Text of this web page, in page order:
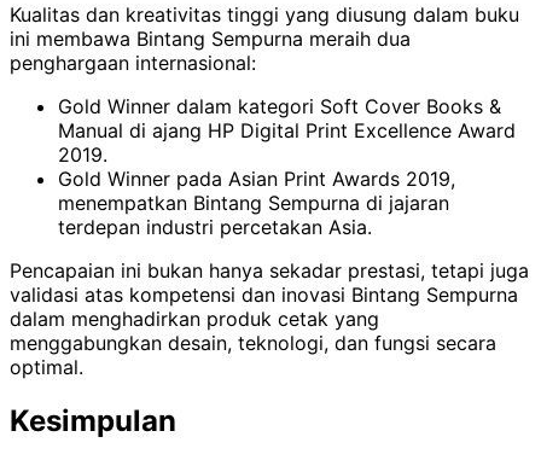
Kualitas dan kreativitas tinggi yang diusung dalam buku
ini membawa Bintang Sempurna meraih dua
penghargaan internasional:
Gold Winner dalam kategori Soft Cover Books &
Manual di ajang HP Digital Print Excellence Award
2019.
Gold Winner pada Asian Print Awards 2019,
menempatkan Bintang Sempurna di jajaran
terdepan industri percetakan Asia.
Pencapaian ini bukan hanya sekadar prestasi, tetapi juga
validasi atas kompetensi dan inovasi Bintang Sempurna
dalam menghadirkan produk cetak yang
menggabungkan desain, teknologi, dan fungsi secara
optimal.
Kesimpulan